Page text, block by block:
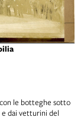
le botteghe sotto
e dai vetturini del